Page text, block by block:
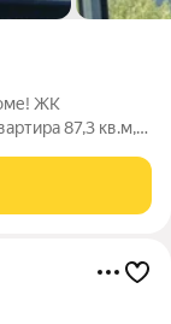
ЖK
87,3 кв.м,
планировку